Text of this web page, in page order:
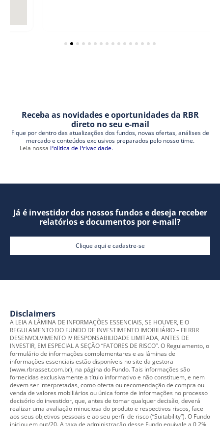
Receba as novidades e oportunidades da RBR
direto no seu e-mail
Fique por dentro das atualizações dos fundos, novas ofertas, análises de
mercado e conteúdos exclusivos preparados pelo nosso time.
Leia nossa Política de Privacidade.
Já é investidor dos nossos fundos e deseja receber
relatórios e documentos por e-mail?
Clique aqui e cadastre-se
Disclaimers
A LEIA A LÂMINA DE INFORMAÇÕES ESSENCIAIS, SE HOUVER, E O
REGULAMENTO DO FUNDO DE INVESTIMENTO IMOBILIÁRIO – FII RBR
DESENVOLVIMENTO IV RESPONSABILIDADE LIMITADA, ANTES DE
INVESTIR, EM ESPECIAL A SEÇÃO “FATORES DE RISCO”. O Regulamento, o
formulário de informações complementares e as lâminas de
informações essenciais estão disponíveis no site da gestora
(www.rbrasset.com.br), na página do Fundo. Tais informações são
fornecidas exclusivamente a título informativo e não constituem, e nem
devem ser interpretadas, como oferta ou recomendação de compra ou
venda de valores mobiliários ou única fonte de informações no processo
decisório do investidor, que, antes de tomar qualquer decisão, deverá
realizar uma avaliação minuciosa do produto e respectivos riscos, face
aos seus objetivos pessoais e ao seu perfil de risco (“Suitability”). O Fundo